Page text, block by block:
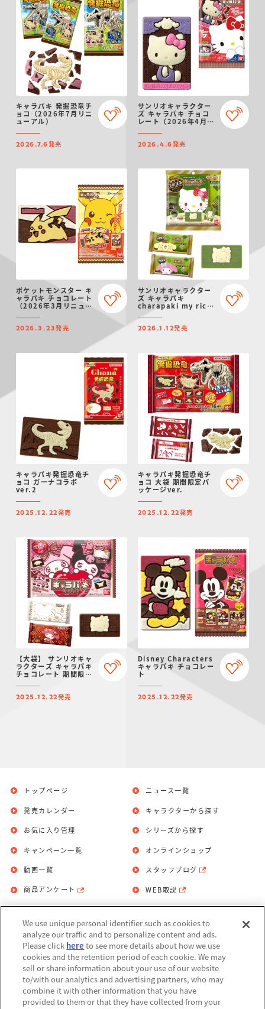
キャラパキ 発掘恐竜チ
ョコ（2026年7月リニ
ューアル）
2026.7.6発売
サンリオキャラクター
ズ キャラパキ チョコ
レート（2026年4月リ
2026.4.6発売
ポケットモンスター キ
ャラパキ チョコレート
（2026年3月リニュー
2026.3.23発売
サンリオキャラクター
ズ キャラパキ
charapaki my rich
～宇治抹茶～
2026.1.12発売
キャラパキ発掘恐竜チ
ョコ ガーナコラボ
ver.2
2025.12.22発売
キャラパキ発掘恐竜チ
ョコ 大袋 期間限定パ
ッケージver.
2025.12.22発売
【大袋】 サンリオキャ
ラクターズ キャラパキ
チョコレート 期間限定
2025.12.22発売
Disney Characters
キャラパキ チョコレー
ト
2025.12.22発売
トップページ
発売カレンダー
お気に入り管理
ニュース一覧
キャラクターから探す
シリーズから探す
キャンペーン一覧
動画一覧
商品アンケート
オンラインショップ
スタッフブログ
WEB取説
お問い合わせ 個人情報保護方針
利用規約
Do Not Sell or Share My Personal
Information
アレルギー情報
We use unique personal identifier such as cookies to
analyze our traffic and to personalize content and ads.
Please click here to see more details about how we use
cookies and the retention period of each cookie. We may
sell or share information about your use of our website
to/with our analytics and advertising partners, who may
combine it with other information that you have
provided to them or that they have collected from your